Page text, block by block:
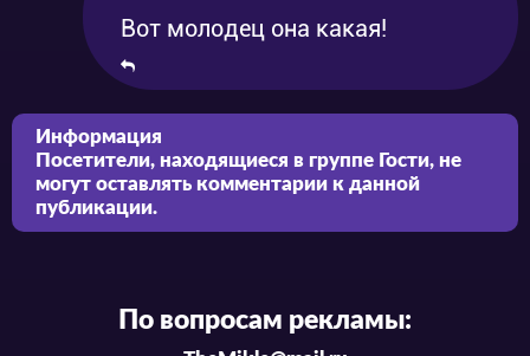
Вот молодец она какая!
Информация
Посетители, находящиеся в группе Гости, не
могут оставлять комментарии к данной
публикации.
По вопросам рекламы: